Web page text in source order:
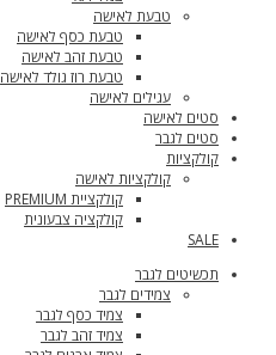
טבעת לאישה
טבעת כסף לאישה
טבעת זהב לאישה
טבעת רוז גולד לאישה
עגילים לאישה
סטים לאישה
סטים לגבר
קולקציות
קולקציות לאישה
קולקציית PREMIUM
קולקציה צבעונית
SALE
תכשיטים לגבר
צמידים לגבר
צמיד כסף לגבר
צמיד זהב לגבר